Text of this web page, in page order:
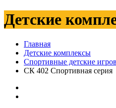
Детские
Главная
Детские комплексы
Спортивные детские
СК 402 Спортивная серия